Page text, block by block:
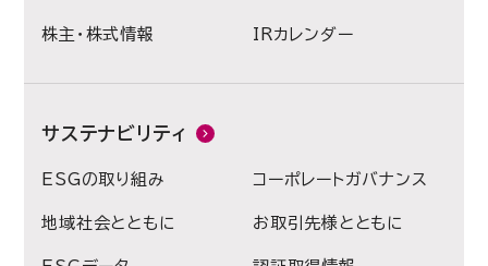
株主・株式情報 IRカレンダー
サステナビリティ
ESGの取り組み コーポレートガバナンス
地域社会とともに お取引先様とともに